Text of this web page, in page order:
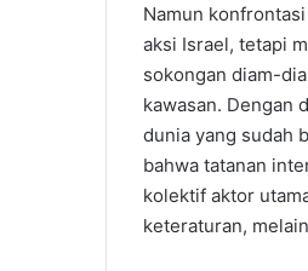
Namun
aksi Israel, tetapi
sokongan diam-
kawasan. Dengan
dunia yang sudah
bahwa tatanan
kolektif aktor
keteraturan,